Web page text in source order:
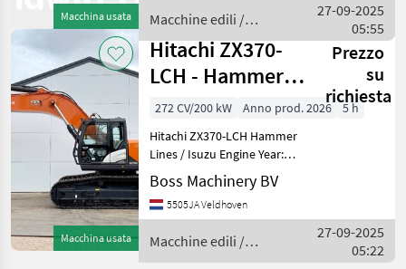
Macchina usata
Available at Boss Machi
Macchine edili /
Hitachi
27-09-2025
05:55
Macchina usata
Hitachi ZX370-
LCH - Hammer
Lines / Isuzu
Engine
Prezzo
su
richiesta
272 CV/200 kW Anno prod. 2026
5 h
Hitachi ZX370-LCH Hammer
Lines / Isuzu Engine Year:
2026 Reference number:
BM007009 Hours: 5 Type
ZX370-LCH Location
Available at Boss Machi
Boss Machinery BV
5505JA Veldhoven
Macchine edili /
Hitachi
27-09-2025
05:22